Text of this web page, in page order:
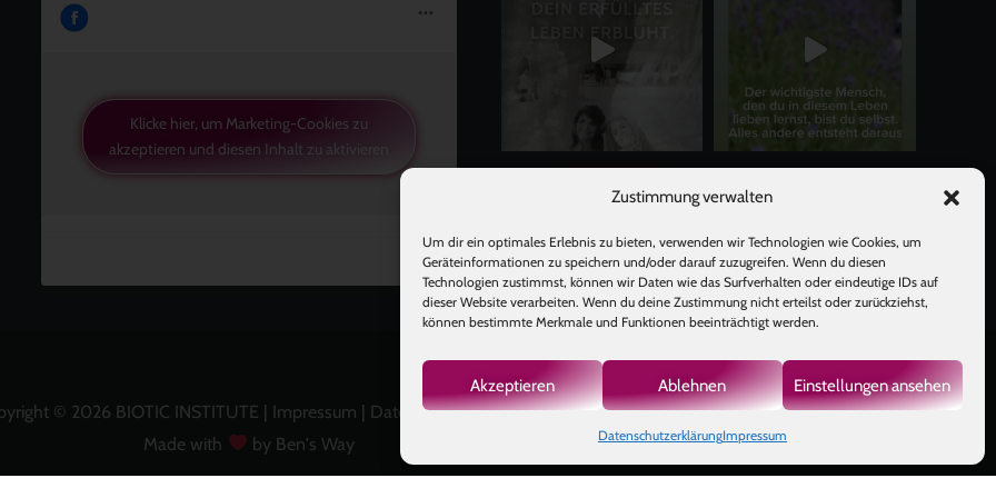
Zustimmung verwalten
Um dir ein optimales Erlebnis zu bieten, verwenden wir Technologien wie Cookies, um
Geräteinformationen zu speichern und/oder darauf zuzugreifen. Wenn du diesen
Technologien zustimmst, können wir Daten wie das Surfverhalten oder eindeutige IDs auf
dieser Website verarbeiten. Wenn du deine Zustimmung nicht erteilst oder zurückziehst,
können bestimmte Merkmale und Funktionen beeinträchtigt werden.
Akzeptieren Ablehnen Einstellungen ansehen
DatenschutzerklärungImpressum
Klicke hier, um Marketing-Cookies zu
akzeptieren und diesen Inhalt zu aktivieren
Mehr laden Auf Instagram folgen
© 2026 BIOTIC INSTITUTE | Impressum | Datenschutz|AGB|
Made with
by Ben's Way